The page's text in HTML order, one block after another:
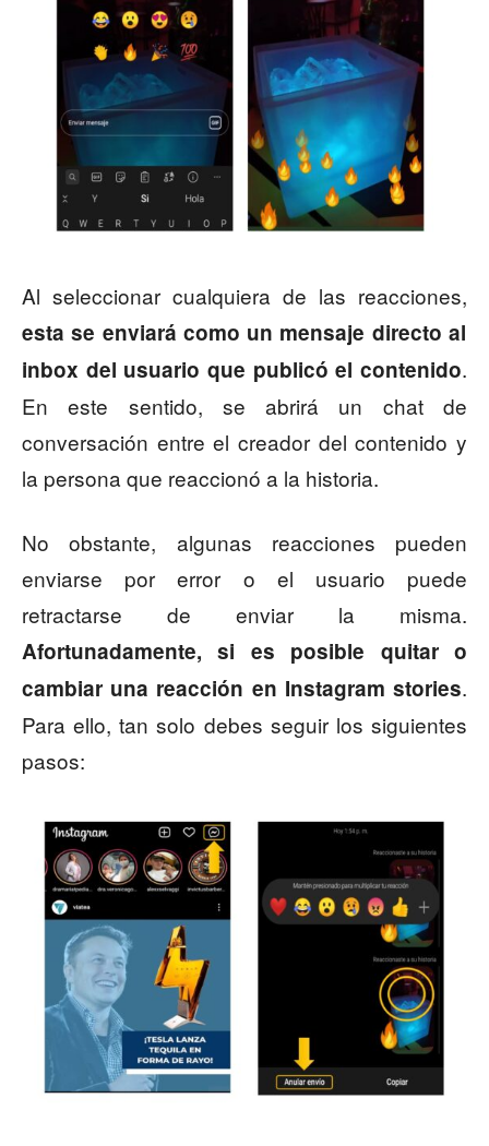
Al seleccionar cualquiera de las reacciones,
esta se enviará como un mensaje directo al
inbox del usuario que publicó el contenido.
En este sentido, se abrirá un chat de
conversación entre el creador del contenido y
la persona que reaccionó a la historia.
No obstante, algunas reacciones pueden
enviarse por error o el usuario puede
retractarse de enviar la misma.
Afortunadamente, si es posible quitar o
cambiar una reacción en Instagram stories.
Para ello, tan solo debes seguir los siguientes
pasos: